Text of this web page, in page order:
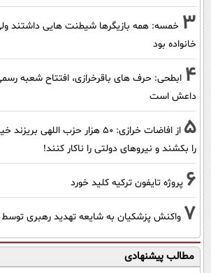
3 خمسه: همه بازیگرها شیطنت هایی داشتند
خانواده بود
4 ابطحی: حرف های باقرخرازی، افتتاح شعبه
داعش است
5
از افاضات خرازی: ۵۰ هزار حزب
را بکشند و نیرو‌های دولتی را ناکار کنند!
6 پروژه تایفون ترکیه کلید خورد
7 واکنش پزشکیان به شایعه تهدید رهبری
مطالب پیشنهادی